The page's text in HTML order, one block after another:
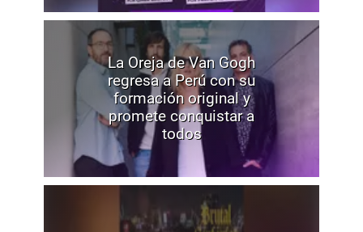
La Oreja de Van Gogh
regresa a Perú con su
formación original y
promete conquistar a
todos